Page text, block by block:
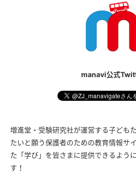
manavi公式
増進堂・受験研究社が運営する子ども
たいと願う保護者のための教育情報サ
た「学び」を皆さまに提供できるよう
す！